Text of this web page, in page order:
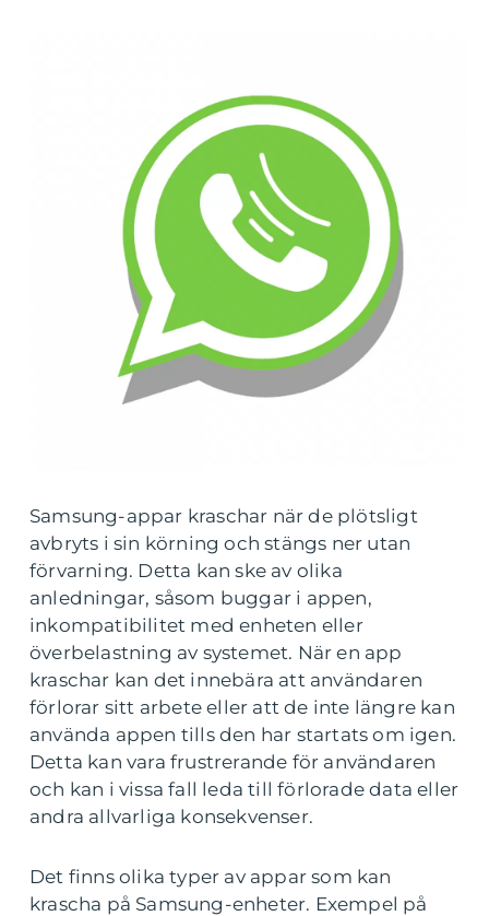
Samsung-appar kraschar när de plötsligt
avbryts i sin körning och stängs ner utan
förvarning. Detta kan ske av olika
anledningar, såsom buggar i appen,
inkompatibilitet med enheten eller
överbelastning av systemet. När en app
kraschar kan det innebära att användaren
förlorar sitt arbete eller att de inte längre kan
använda appen tills den har startats om igen.
Detta kan vara frustrerande för användaren
och kan i vissa fall leda till förlorade data eller
andra allvarliga konsekvenser.
Det finns olika typer av appar som kan
krascha på Samsung-enheter. Exempel på